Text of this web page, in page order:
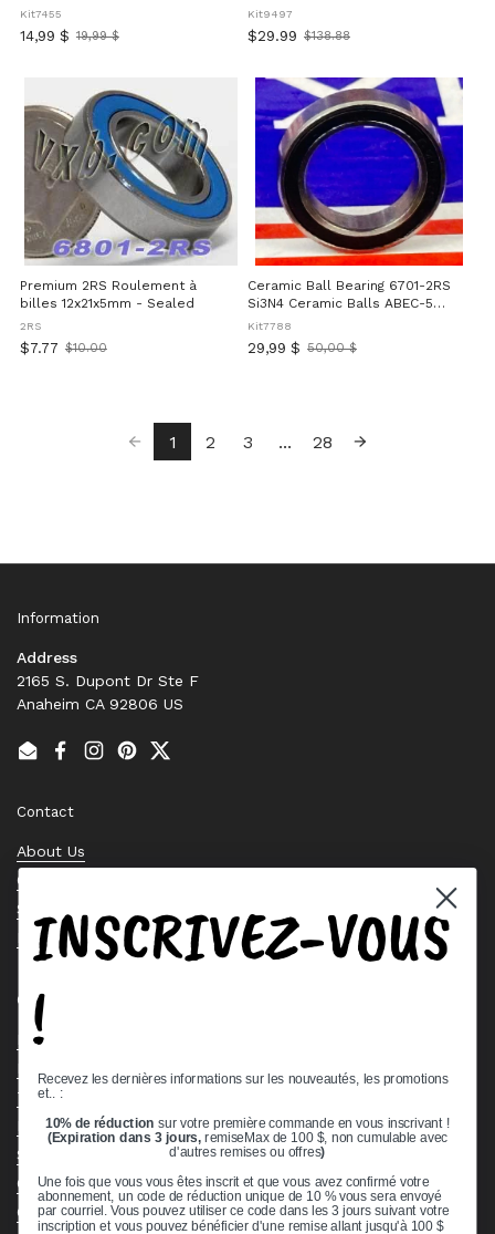
billes
Kit7455
14,99 $
Ancien
19,99 $
Kit9497
$29.99
Old
$138.88
Premium 2RS Roulement à
billes 12x21x5mm - Sealed
2RS
$7.77
Old
$10.00
Ceramic Ball Bearing 6701-2RS
Si3N4 Ceramic Balls ABEC-5
Quality Double Sealed With
Rubber Seals Deep Groove
Radial Bearing For Precision
Kit7788
29,99 $
Ancien
50,00 $
1 2 3 ... 28
Information
Address
2165 S. Dupont Dr Ste F
Anaheim CA 92806 US
EmailFacebook
Instagram
PinterestTwitter
Contact
About Us
Contact Us
Stock Check
Request a Quote
Quick links
Bearing Knowledge Center
Terms & Conditions
Return & Refund Policy
Shipping Policy
Open Cookie Banner
Comprehensive Guide to Ball Bearings
INSCRIVEZ-VOUS
!
Recevez les dernières informations sur les nouveautés, les promotions
et.. :
10% de réduction sur votre première commande en vous inscrivant !
(Expiration dans 3 jours,remiseMax de 100 $, non cumulable avec
d'autres remises ou offres)
Une fois que vous vous êtes inscrit et que vous avez confirmé votre
abonnement, un code de réduction unique de 10 % vous sera envoyé
par courriel. Vous pouvez utiliser ce code dans les 3 jours suivant votre
inscription et vous pouvez bénéficier d'une remise allant jusqu'à 100 $